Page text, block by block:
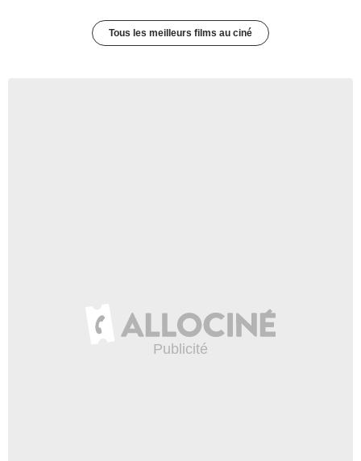
Tous les meilleurs films au ciné